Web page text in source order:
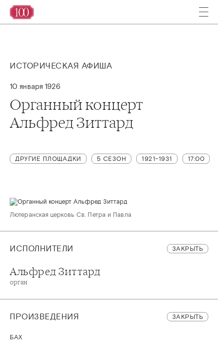
ИСТОРИЧЕСКАЯ АФИША
10 января 1926
Органный концерт
Альфред Зиттард
ДРУГИЕ ПЛОЩАДКИ 5 СЕЗОН 1921-1931 17:00
Лютеранская церковь Св. Петра и Павла
ИСПОЛНИТЕЛИ ЗАКРЫТЬ
Альфред Зиттард
орган
ПРОИЗВЕДЕНИЯ ЗАКРЫТЬ
БАХ